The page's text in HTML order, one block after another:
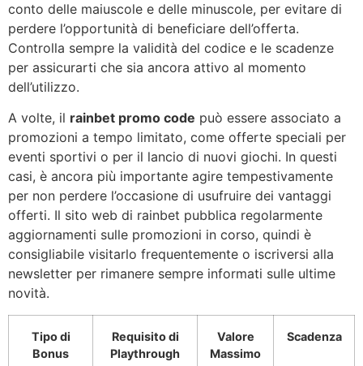
conto delle maiuscole e delle minuscole, per evitare di
perdere l’opportunità di beneficiare dell’offerta.
Controlla sempre la validità del codice e le scadenze
per assicurarti che sia ancora attivo al momento
dell’utilizzo.
A volte, il rainbet promo code può essere associato a
promozioni a tempo limitato, come offerte speciali per
eventi sportivi o per il lancio di nuovi giochi. In questi
casi, è ancora più importante agire tempestivamente
per non perdere l’occasione di usufruire dei vantaggi
offerti. Il sito web di rainbet pubblica regolarmente
aggiornamenti sulle promozioni in corso, quindi è
consigliabile visitarlo frequentemente o iscriversi alla
newsletter per rimanere sempre informati sulle ultime
novità.
Tipo di
Bonus
Requisito di
Playthrough
Valore
Massimo
Scadenza